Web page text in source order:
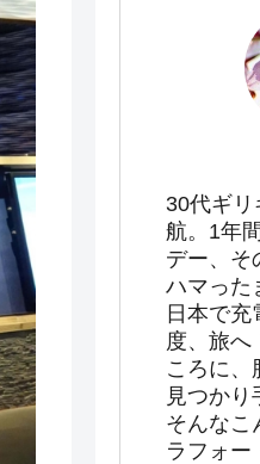
30代ギ
航。1年
デー、そ
ハマった
日本で充
度、旅へ
ころに、
見つかり
そんなこ
ラフォー